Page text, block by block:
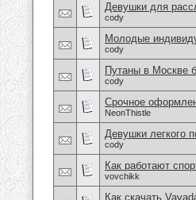
Девушки для
cody
Молодые
cody
Путаны в Москве
cody
Срочное
NeonThistle
Девушки легкого
cody
Как работают
vovchikk
Как скачать